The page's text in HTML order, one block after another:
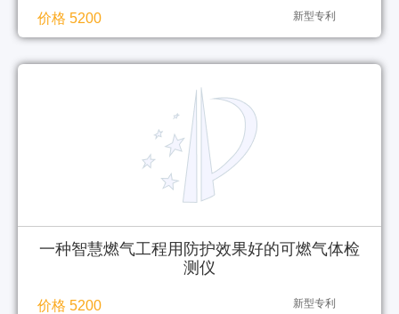
价格 5200 新型专利
一种智慧燃气工程用防护效果好的可燃气体检
测仪
价格 5200 新型专利